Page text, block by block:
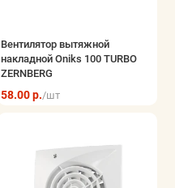
Вентилятор вытяжной
накладной Oniks 100 TURBO
ZERNBERG
58.00 р./шт